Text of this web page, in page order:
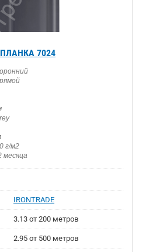
7024
г/м2
месяца
IRONTRADE
3.13 от 200 метров
2.95 от 500 метров